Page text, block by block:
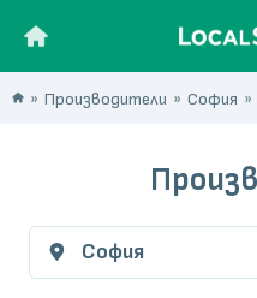
Производители София
София